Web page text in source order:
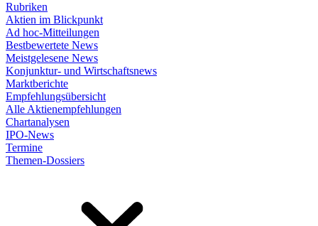
Rubriken
Aktien im Blickpunkt
Ad hoc-Mitteilungen
Bestbewertete News
Meistgelesene News
Konjunktur- und Wirtschaftsnews
Marktberichte
Empfehlungsübersicht
Alle Aktienempfehlungen
Chartanalysen
IPO-News
Termine
Themen-Dossiers